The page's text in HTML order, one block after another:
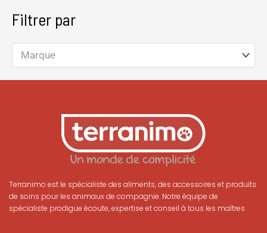
Filtrer par
Marque
Terranimo est le spécialiste des aliments, des accessoires et produits
de soins pour les animaux de compagnie. Notre équipe de
spécialiste prodigue écoute, expertise et conseil à tous les maîtres